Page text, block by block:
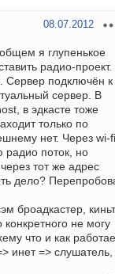
08.07.2012
я глупенькое
радио-проект.
Сервер подключён к
сервер. В
в эдкасте тоже
только по
нет. Через wi-fi
радио поток, но
тот же адрес
дело?
броадкастер,
не могу
что и как
инет => слушатель,